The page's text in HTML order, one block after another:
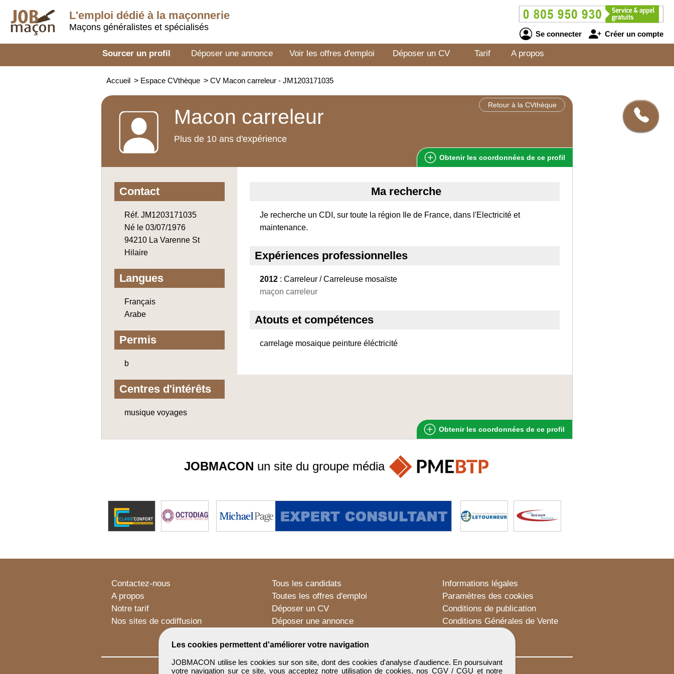
L'emploi dédié à la maçonnerie
Maçons généralistes et spécialisés
Se connecter Créer un compte
Sourcer un profil Déposer une annonce Voir les offres d'emploi Déposer un CV Tarif A propos
Accueil > Espace CVthèque > CV Macon carreleur - JM1203171035
Retour à la CVthèque
Macon carreleur
Plus de 10 ans d'expérience
Obtenir les coordonnées de ce profil
Contact
Réf. JM1203171035
Né le 03/07/1976
94210 La Varenne St
Hilaire
Langues
Français
Arabe
Permis
b
Centres d'intérêts
musique voyages
Ma recherche
Je recherche un CDI, sur toute la région Ile de France, dans l'Electricité et
maintenance.
Expériences professionnelles
2012 : Carreleur / Carreleuse mosaïste
maçon carreleur
Atouts et compétences
carrelage mosaique peinture éléctricité
Obtenir les coordonnées de ce profil
Les cookies permettent d'améliorer votre navigation
JOBMACON utilise les cookies sur son site, dont des cookies d'analyse d'audience. En poursuivant
votre navigation sur ce site, vous acceptez notre utilisation de cookies, nos CGV / CGU et notre
JOBMACON un site du groupe média
Contactez-nous
A propos
Notre tarif
Nos sites de codiffusion
Tous les candidats
Toutes les offres d'emploi
Déposer un CV
Déposer une annonce
Informations légales
Paramètres des cookies
Conditions de publication
Conditions Générales de Vente